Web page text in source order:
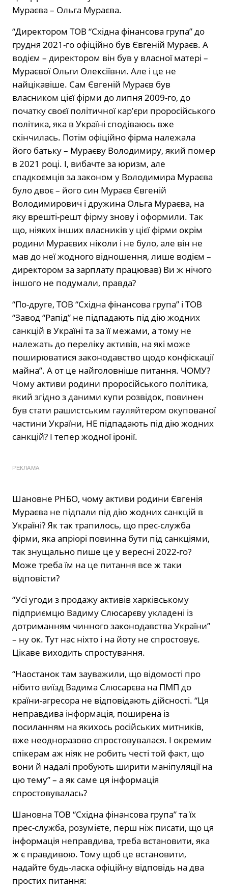
Мураєва – Ольга Мураєва.
“Директором ТОВ “Східна фінансова група” до
грудня 2021-го офіційно був Євгеній Мураєв. А
водієм – директором він був у власної матері –
Мураєвої Ольги Олексіївни. Але і це не
найцікавіше. Сам Євгеній Мураєв був
власником цієї фірми до липня 2009-го, до
початку своєї політичної кар’єри проросійського
політика, яка в Україні сподіваюсь вже
скінчилась. Потім офіційно фірма належала
його батьку – Мураєву Володимиру, який помер
в 2021 році. І, вибачте за юризм, але
спадкоємців за законом у Володимира Мураєва
було двоє – його син Мураєв Євгеній
Володимирович і дружина Ольга Мураєва, на
яку врешті-решт фірму знову і оформили. Так
що, ніяких інших власників у цієї фірми окрім
родини Мураєвих ніколи і не було, але він не
мав до неї жодного відношення, лише водієм –
директором за зарплату працював) Ви ж нічого
іншого не подумали, правда?
“По-друге, ТОВ “Східна фінансова група” і ТОВ
“Завод “Рапід” не підпадають під дію жодних
санкцій в Україні та за її межами, а тому не
належать до переліку активів, на які може
поширюватися законодавство щодо конфіскації
майна”. А от це найголовніше питання. ЧОМУ?
Чому активи родини проросійського політика,
який згідно з даними купи розвідок, повинен
був стати рашистським гауляйтером окупованої
частини України, НЕ підпадають під дію жодних
санкцій? І тепер жодної іронії.
РЕКЛАМА
Шановне РНБО, чому активи родини Євгенія
Мураєва не підпали під дію жодних санкцій в
Україні? Як так трапилось, що прес-служба
фірми, яка апріорі повинна бути під санкціями,
так знущально пише це у вересні 2022-го?
Може треба їм на це питання все ж таки
відповісти?
“Усі угоди з продажу активів харківському
підприємцю Вадиму Слюсарєву укладені із
дотриманням чинного законодавства України”
– ну ок. Тут нас ніхто і на йоту не спростовує.
Цікаве виходить спростування.
“Наостанок там зауважили, що відомості про
нібито виїзд Вадима Слюсарєва на ПМП до
країни-агресора не відповідають дійсності. “Ця
неправдива інформація, поширена із
посиланням на якихось російських митників,
вже неодноразово спростовувалася. І окремим
спікерам аж ніяк не робить честі той факт, що
вони й надалі пробують ширити маніпуляції на
цю тему” – а як саме ця інформація
спростовувалась?
Шановна ТОВ “Східна фінансова група” та їх
прес-служба, розумієте, перш ніж писати, що ця
інформація неправдива, треба встановити, яка
ж є правдивою. Тому щоб це встановити,
надайте будь-ласка офіційну відповідь на два
простих питання: